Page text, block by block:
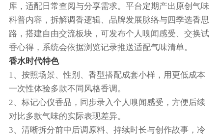
库，适配日常查阅与分享需求。平台定期产出原创气味
科普内容，拆解调香逻辑、品牌发展脉络与四季选香思
路，搭建自由交流板块，可发布个人嗅闻感受、交换试
香心得，系统会依据浏览记录推送适配气味清单。
香水时代特色
1、按照场景、性别、香型搭配成套小样，用更低成本
一次性体验多款不同风格香调。
2、标记心仪香品，同步录入个人嗅闻感受，方便后续
对比多款气味的实际表现差异。
3、清晰拆分前中后调原料、持续时长与创作故事，冷